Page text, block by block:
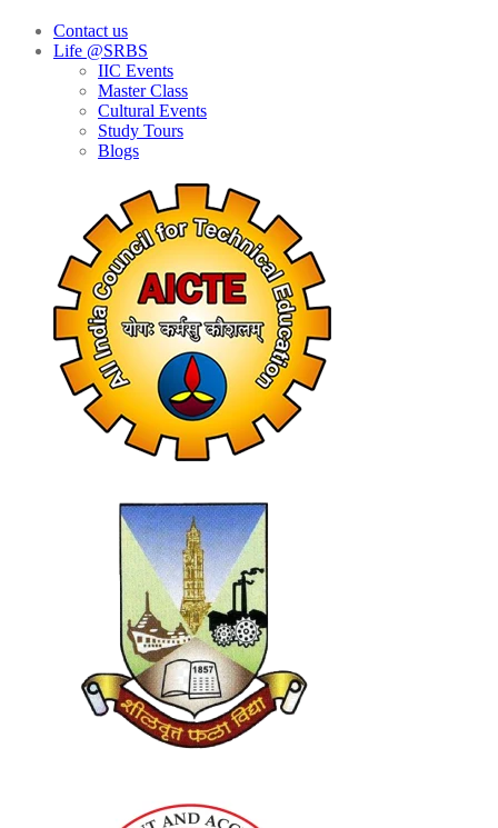
Contact us
Life @SRBS
IIC Events
Master Class
Cultural Events
Study Tours
Blogs